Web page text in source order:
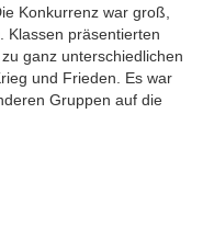
Konkurrenz war groß,
Klassen präsentierten
ganz unterschiedlichen
und Frieden. Es war
Gruppen auf die